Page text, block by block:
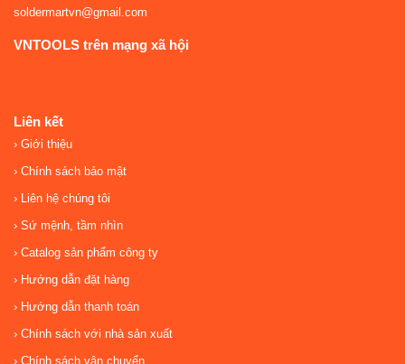
soldermartvn@gmail.com
VNTOOLS trên mạng xã hội
Liên kết
Giới thiệu
Chính sách bảo mật
Liên hệ chúng tôi
Sứ mệnh, tầm nhìn
Catalog sản phẩm công ty
Hướng dẫn đặt hàng
Hướng dẫn thanh toán
Chính sách với nhà sản xuất
Chính sách vận chuyển